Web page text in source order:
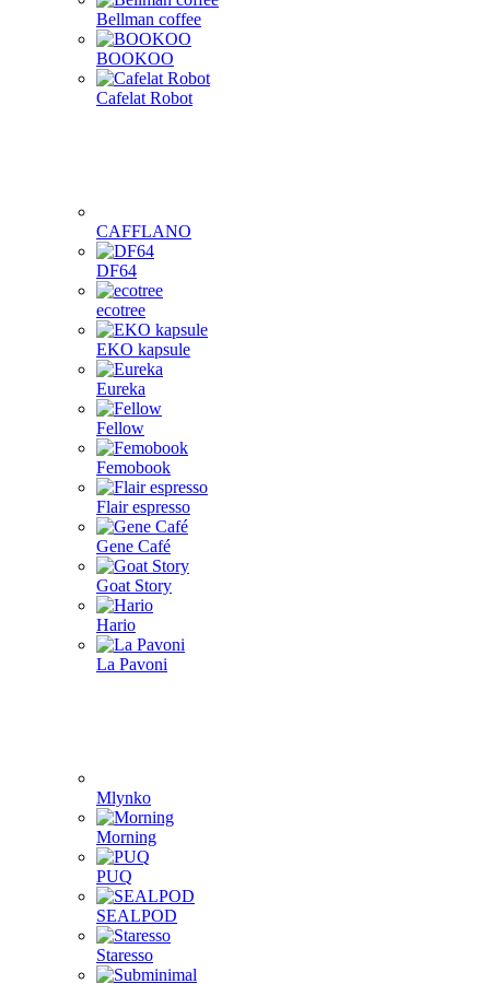
Bellman coffee
BOOKOO
Cafelat Robot
CAFFLANO
DF64
ecotree
EKO kapsule
Eureka
Fellow
Femobook
Flair espresso
Gene Café
Goat Story
Hario
La Pavoni
Mlynko
Morning
PUQ
SEALPOD
Staresso